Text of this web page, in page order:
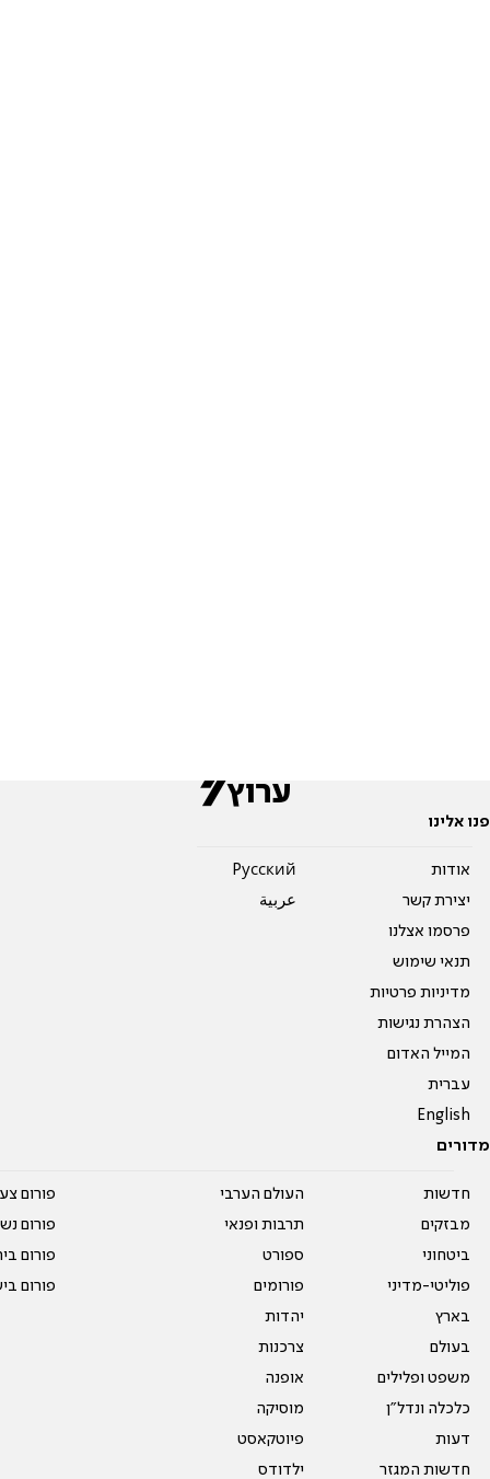
פנו אלינו
אודות
יצירת קשר
פרסמו אצלנו
תנאי שימוש
מדיניות פרטיות
הצהרת נגישות
המייל האדום
עברית
English
Pусский
عربية
מדורים
חדשות
מבזקים
ביטחוני
פוליטי-מדיני
בארץ
בעולם
משפט ופלילים
כלכלה ונדל"ן
דעות
חדשות המגזר
העולם הערבי
תרבות ופנאי
ספורט
פורומים
יהדות
צרכנות
אופנה
מוסיקה
פיוטקאסט
ילדודס
פורום
פורום
פורום
פורום